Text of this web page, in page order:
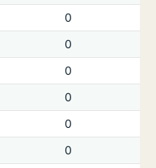
0
0
0
0
0
0